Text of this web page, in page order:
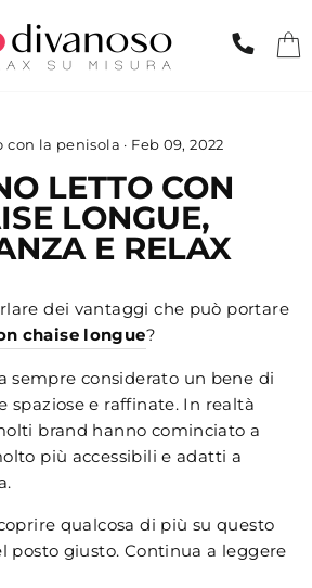
con la penisola · Feb 09, 2022
LETTO CON
LONGUE,
E RELAX
dei vantaggi che può portare
chaise longue?
sempre considerato un bene di
spaziose e raffinate. In realtà
brand hanno cominciato a
più accessibili e adatti a
qualcosa di più su questo
posto giusto. Continua a leggere